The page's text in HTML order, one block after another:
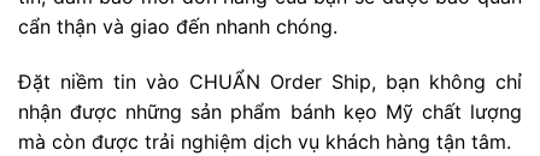
cẩn thận và giao đến nhanh chóng.
Đặt niềm tin vào CHUẨN Order Ship, bạn không chỉ
nhận được những sản phẩm bánh kẹo Mỹ chất lượng
mà còn được trải nghiệm dịch vụ khách hàng tận tâm.